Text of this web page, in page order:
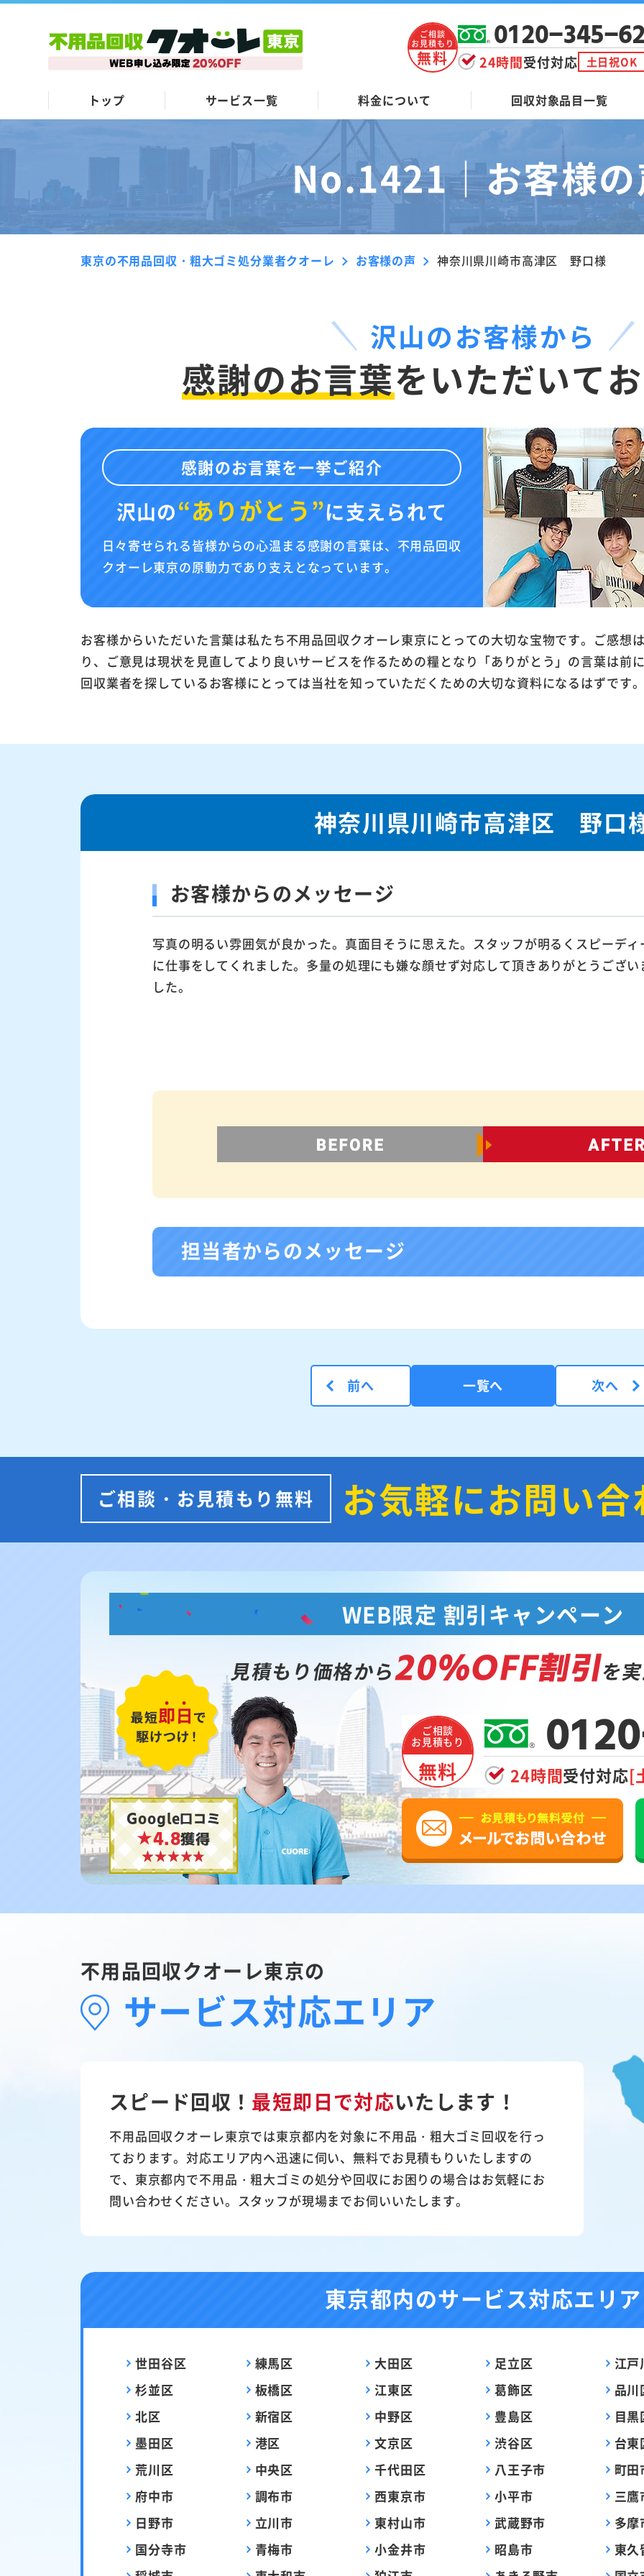
ご相談
お見積もり
無料
0120-345-
24時間受付対応 土日祝OK
トップ サービス一覧 料金について 回収対象品目一覧
No.1421｜お客様
東京の不用品回収・粗大ゴミ処分業者クオーレ お客様の声 神奈川県川崎市高津区 野口様
沢山のお客様から
感謝のお言葉をいただいて
感謝のお言葉を一挙ご紹介
沢山の“ありがとう”に支えられて
日々寄せられる皆様からの心温まる感謝の言葉は、不用品回収
クオーレ東京の原動力であり支えとなっています。
お客様からいただいた言葉は私たち不用品回収クオーレ東京にとっての大切な宝物です。ご感想
り、ご意見は現状を見直してより良いサービスを作るための糧となり「ありがとう」の言葉は前
回収業者を探しているお客様にとっては当社を知っていただくための大切な資料になるはずです
神奈川県川崎市高津区 野口
お客様からのメッセージ
写真の明るい雰囲気が良かった。真面目そうに思えた。スタッフが明るくスピーディ
に仕事をしてくれました。多量の処理にも嫌な顔せず対応して頂きありがとうござい
した。
担当者からのメッセージ
前へ 一覧へ 次へ
ご相談・お見積もり無料 お気軽にお問い
Google口コミ
★4.8獲得
WEB限定 割引キャンペーン
見積もり価格から20%OFF割引を
ご相談
お見積もり
無料 24時間受付対応[
不用品回収クオーレ東京の
サービス対応エリア
スピード回収！ 最短即日で対応いたします！
不用品回収クオーレ東京では東京都内を対象に不用品・粗大ゴミ回収を行っ
ております。対応エリア内へ迅速に伺い、無料でお見積もりいたしますの
で、東京都内で不用品・粗大ゴミの処分や回収にお困りの場合はお気軽にお
問い合わせください。スタッフが現場までお伺いいたします。
東京都内のサービス対応エリア
世田谷区 練馬区 大田区 足立区
江戸
杉並区
板橋区 江東区 葛飾区
品川
北区
新宿区 中野区 豊島区
目黒
墨田区
港区 文京区 渋谷区
台東
荒川区
中央区 千代田区 八王子市
町田
府中市
調布市 西東京市 小平市
三鷹
日野市
立川市 東村山市 武蔵野市
多摩
国分寺市
青梅市 小金井市 昭島市
東